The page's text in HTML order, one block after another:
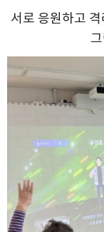
서로 응원하고